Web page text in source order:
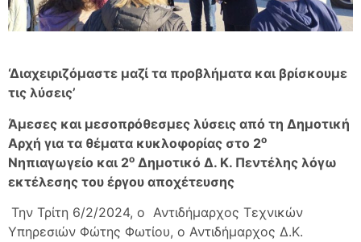
‘Διαχειριζόμαστε μαζί τα προβλήματα και βρίσκουμε
τις λύσεις’
Άμεσες και μεσοπρόθεσμες λύσεις από τη Δημοτική
Αρχή για τα θέματα κυκλοφορίας στο 2ο
Νηπιαγωγείο και 2ο Δημοτικό Δ. Κ. Πεντέλης λόγω
εκτέλεσης του έργου αποχέτευσης
Την Τρίτη 6/2/2024, ο Αντιδήμαρχος Τεχνικών
Υπηρεσιών Φώτης Φωτίου, ο Αντιδήμαρχος Δ.Κ.